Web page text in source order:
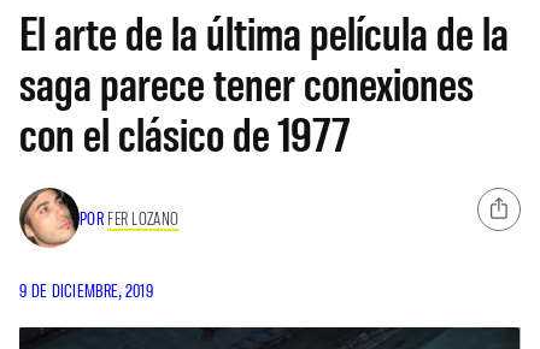
El arte de la última película de la
saga parece tener conexiones
con el clásico de 1977
POR FER LOZANO
9 DE DICIEMBRE, 2019